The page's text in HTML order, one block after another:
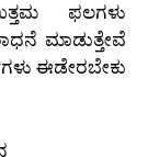
ಫಲಗಳು
ಮಾಡುತ್ತೇವೆ
ಈಡೇರಬೇಕು